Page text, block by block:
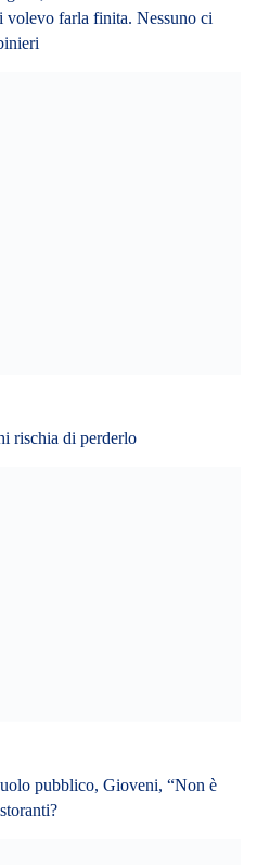
REPLY